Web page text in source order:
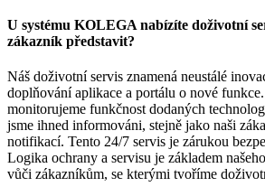
U systému KOLEGA nabízíte doživotní
zákazník představit?
Náš doživotní servis znamená neustálé
doplňování aplikace a portálu o nové
monitorujeme funkčnost dodaných
jsme ihned informováni, stejně jako naši
notifikací. Tento 24/7 servis je zárukou
Logika ochrany a servisu je základem
vůči zákazníkům, se kterými tvoříme